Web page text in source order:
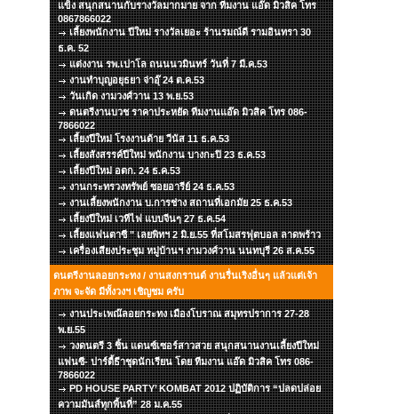
แข็ง สนุกสนานกับรางวัลมากมาย จาก ทีมงาน แอ๊ด มิวสิค โทร
0867866022
เลี้ยงพนักงาน ปีใหม่ รางวัลเยอะ ร้านรมณ์ดี รามอินทรา 30
ธ.ค. 52
แต่งงาน รพ.เปาโล ถนนนวมินทร์ วันที่ 7 มี.ค.53
งานทำบุญอยุธยา จ่าอุ๊ 24 ต.ค.53
วันเกิด งามวงศ์วาน 13 พ.ย.53
ดนตรีงานบวช ราคาประหยัด ทีมงานแอ๊ด มิวสิค โทร 086-
7866022
เลี้ยงปีใหม่ โรงงานด้าย วีนัส 11 ธ.ค.53
เลี้ยงสังสรรค์ปีใหม่ พนักงาน บางกะปิ 23 ธ.ค.53
เลี้ยงปีใหม่ อตก. 24 ธ.ค.53
งานกระทรวงทรัพย์ ซอยอารีย์ 24 ธ.ค.53
งานเลี้ยงพนักงาน บ.การช่าง สถานที่เอกมัย 25 ธ.ค.53
เลี้ยงปีใหม่ เวทีไฟ แบบจีนๆ 27 ธ.ค.54
เลี้ยงแฟนตาซี " เลยพิทฯ 2 มิ.ย.55 ที่สโมสรฟุตบอล ลาดพร้าว
เครื่องเสียงประชุม หมู่บ้านฯ งามวงศ์วาน นนทบุรี 26 ส.ค.55
ดนตรีงานลอยกระทง / งานสงกรานต์ งานรื่นเริงอื่นๆ แล้วแต่เจ้า
ภาพ จะจัด มีทั้งวงฯ เชิญชม ครับ
งานประเพณ๊ลอยกระทง เมืองโบราณ สมุทรปราการ 27-28
พ.ย.55
วงดนตรี 3 ชิ้น แดนซ์เซอร์สาวสวย สนุกสนานงานเลี้ยงปีใหม่
แฟนซี- ปาร์ตี้ธีาชุดนักเรียน โดย ทีมงาน แอ๊ด มิวสิค โทร 086-
7866022
PD HOUSE PARTY’ KOMBAT 2012 ปฏิบัติการ “ปลดปล่อย
ความมันส์ทุกพื้นที่” 28 ม.ค.55